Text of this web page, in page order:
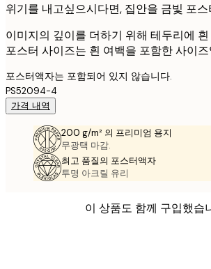
위기를 내고싶으시다면, 집안을 금빛 포
이미지의 깊이를 더하기 위해 테두리에
포스터 사이즈는 흰 여백을 포함한 사이즈
포스터액자는 포함되어 있지 않습니다.
PS52094-4
가격 내역
200 g/m² 의 프리미엄 용지
무광택 마감.
최고 품질의 포스터액자
투명 아크릴 유리
이 상품도 함께 구입했습